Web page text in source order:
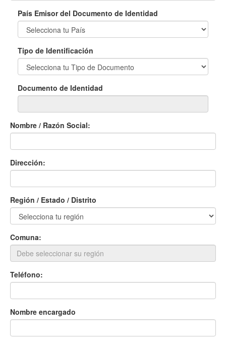
País Emisor del Documento de Identidad
Tipo de Identificación
Documento de Identidad
Nombre / Razón Social:
Dirección:
Región / Estado / Distrito
Comuna:
Teléfono:
Nombre encargado